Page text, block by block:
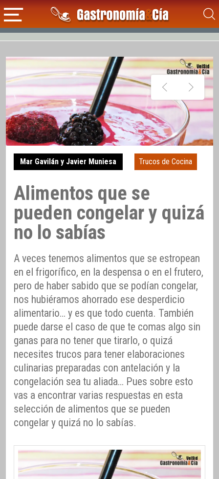
Mar Gavilán y Javier Muniesa Trucos de Cocina
Alimentos que se
pueden congelar y quizá
no lo sabías
A veces tenemos alimentos que se estropean
en el frigorífico, en la despensa o en el frutero,
pero de haber sabido que se podían congelar,
nos hubiéramos ahorrado ese desperdicio
alimentario… y es que todo cuenta. También
puede darse el caso de que te comas algo sin
ganas para no tener que tirarlo, o quizá
necesites trucos para tener elaboraciones
culinarias preparadas con antelación y la
congelación sea tu aliada… Pues sobre esto
vas a encontrar varias respuestas en esta
selección de alimentos que se pueden
congelar y quizá no lo sabías.